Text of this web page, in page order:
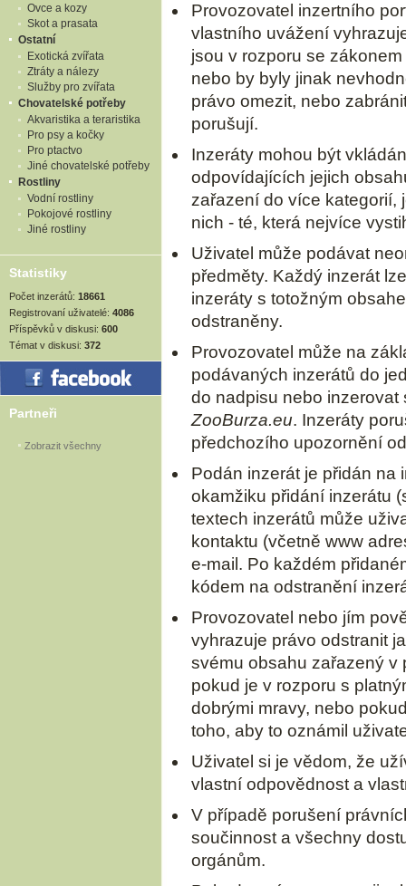
Ovce a kozy
Skot a prasata
Ostatní
Exotická zvířata
Ztráty a nálezy
Služby pro zvířata
Chovatelské potřeby
Akvaristika a teraristika
Pro psy a kočky
Pro ptactvo
Jiné chovatelské potřeby
Rostliny
Vodní rostliny
Pokojové rostliny
Jiné rostliny
Statistiky
Počet inzerátů: 18661
Registrovaní uživatelé: 4086
Příspěvků v diskusi: 600
Témat v diskusi: 372
Partneři
Zobrazit všechny
Provozovatel inzertního
vlastního uvážení
jsou v rozporu se
nebo by byly jinak
právo omezit, nebo
porušují.
Inzeráty mohou být
odpovídajících jejich
zařazení do více kategorií,
nich - té, která nejvíce
Uživatel může podávat
předměty. Každý inzerát
inzeráty s totožným
odstraněny.
Provozovatel může na
podávaných inzerátů do
do nadpisu nebo
ZooBurza.eu. Inzeráty
předchozího upozornění
Podán inzerát je přidán na
okamžiku přidání inzerátu
textech inzerátů může
kontaktu (včetně www
e-mail. Po každém
kódem na odstranění
Provozovatel nebo jím
vyhrazuje právo odstranit
svému obsahu zařazený v
pokud je v rozporu s
dobrými mravy, nebo
toho, aby to oznámil
Uživatel si je vědom, že
vlastní odpovědnost a
V případě porušení
součinnost a všechny
orgánům.